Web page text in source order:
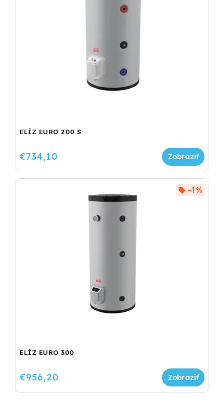
ELÍZ EURO 200 S
€734,10
ELÍZ EURO 300
–1 %
€956,20